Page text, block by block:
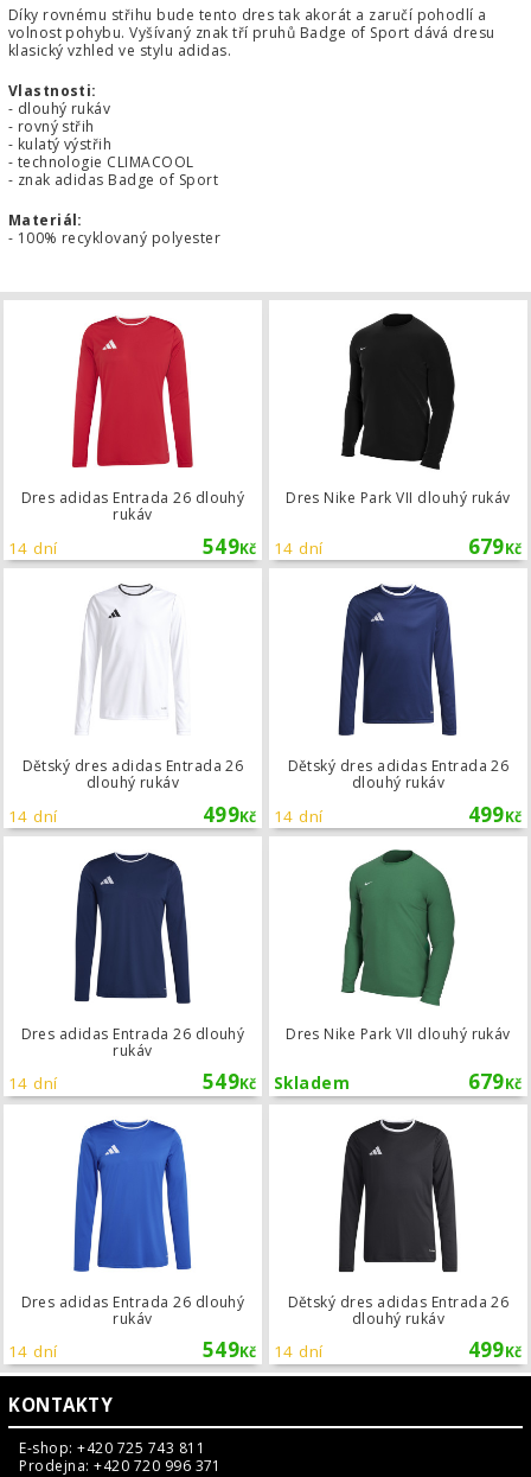
Díky rovnému střihu bude tento dres tak akorát a zaručí pohodlí a
volnost pohybu. Vyšívaný znak tří pruhů Badge of Sport dává dresu
klasický vzhled ve stylu adidas.
Vlastnosti:
- dlouhý rukáv
- rovný střih
- kulatý výstřih
- technologie CLIMACOOL
- znak adidas Badge of Sport
Materiál:
- 100% recyklovaný polyester
Dres adidas Entrada 26 dlouhý
rukáv
549Kč
14 dní
Dres adidas Entrada 26 dlouhý rukáv
Dres Nike Park VII dlouhý rukáv
679Kč
14 dní
Dětský dres adidas Entrada 26
dlouhý rukáv
499Kč
14 dní
Dětský dres adidas Entrada 26
dlouhý rukáv
499Kč
14 dní
Dres adidas Entrada 26 dlouhý
rukáv
549Kč
14 dní
Dres adidas Entrada 26 dlouhý rukáv
Dres Nike Park VII dlouhý rukáv
679Kč
Skladem
Dres adidas Entrada 26 dlouhý
rukáv
549Kč
14 dní
Dětský dres adidas Entrada 26
dlouhý rukáv
499Kč
14 dní
KONTAKTY
E-shop: +420 725 743 811
Prodejna: +420 720 996 371